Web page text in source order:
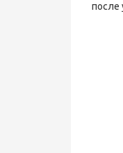
после